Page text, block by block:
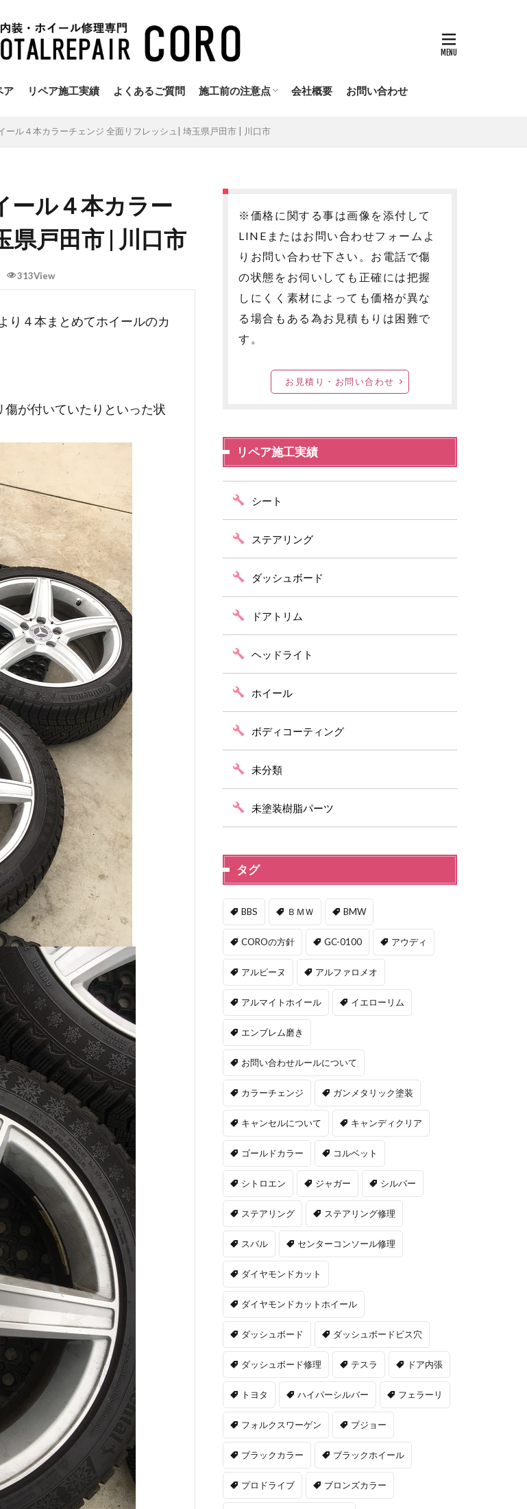
ア リペア施工実績 よくあるご質問 施工前の注意点 会社概要 お問い合わせ
ール４本カラーチェンジ 全面リフレッシュ| 埼玉県戸田市 | 川口市
ール４本カラー
県戸田市 | 川口市
313View
り４本まとめてホイールのカ
が付いていたりといった状
※価格に関する事は画像を添付して
LINEまたはお問い合わせフォームよ
りお問い合わせ下さい。お電話で傷
の状態をお伺いしても正確には把握
しにくく素材によっても価格が異な
る場合もある為お見積もりは困難で
す。
お見積り・お問い合わせ
リペア施工実績
シート
ステアリング
ダッシュボード
ドアトリム
ヘッドライト
ホイール
ボディコーティング
未分類
未塗装樹脂パーツ
タグ
BBS ＢＭＷ BMW
COROの方針 GC-0100 アウディ
アルピーヌ アルファロメオ
アルマイトホイール イエローリム
エンブレム磨き
お問い合わせルールについて
カラーチェンジ ガンメタリック塗装
キャンセルについて キャンディクリア
ゴールドカラー コルベット
シトロエン ジャガー シルバー
ステアリング ステアリング修理
スバル センターコンソール修理
ダイヤモンドカット
ダイヤモンドカットホイール
ダッシュボード ダッシュボードビス穴
ダッシュボード修理 テスラ ドア内張
トヨタ ハイパーシルバー フェラーリ
フォルクスワーゲン プジョー
ブラックカラー ブラックホイール
プロドライブ ブロンズカラー